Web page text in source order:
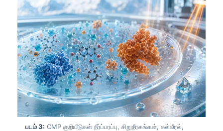
படம் 3: CMP குறியீடுகள் நீர்ப்பரப்பு, சிறுநீரகங்கள், கல்லீரல்,